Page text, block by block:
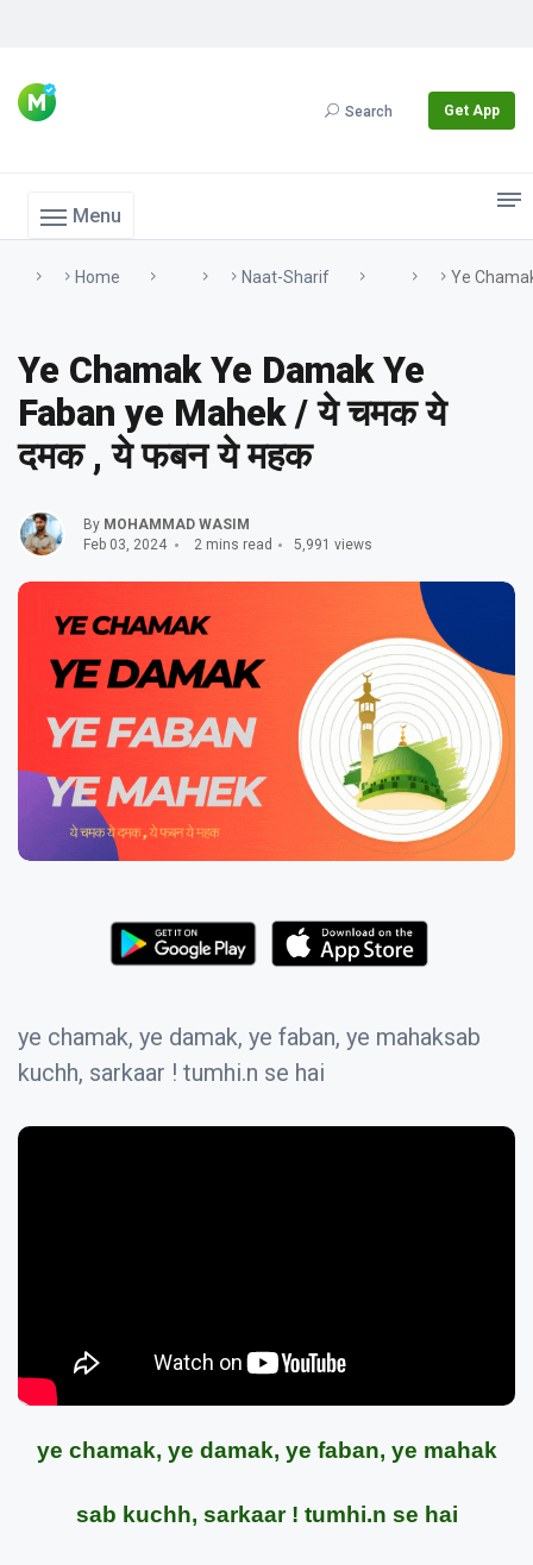
Search Get App
Menu
Home Naat-Sharif Ye
Ye Chamak Ye Damak Ye
Faban ye Mahek / ये चमक ये
दमक , ये फबन ये महक
By MOHAMMAD WASIM
Feb 03, 2024
2 mins read 5,991 views
ye chamak, ye damak, ye faban, ye mahaksab
kuchh, sarkaar ! tumhi.n se hai
ye chamak, ye damak, ye faban, ye mahak
sab kuchh, sarkaar ! tumhi.n se hai